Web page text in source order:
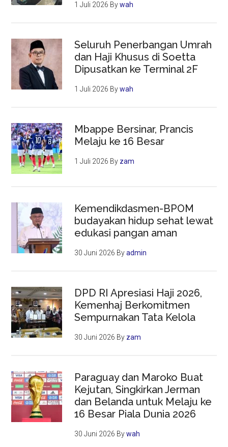
1 Juli 2026 Bywah
Seluruh Penerbangan Umrah
dan Haji Khusus di Soetta
Dipusatkan ke Terminal 2F
1 Juli 2026 Bywah
Mbappe Bersinar, Prancis
Melaju ke 16 Besar
1 Juli 2026 By zam
Kemendikdasmen-BPOM
budayakan hidup sehat lewat
edukasi pangan aman
30 Juni 2026 Byadmin
DPD RI Apresiasi Haji 2026,
Kemenhaj Berkomitmen
Sempurnakan Tata Kelola
30 Juni 2026 By zam
Paraguay dan Maroko Buat
Kejutan, Singkirkan Jerman
dan Belanda untuk Melaju ke
16 Besar Piala Dunia 2026
30 Juni 2026 Bywah